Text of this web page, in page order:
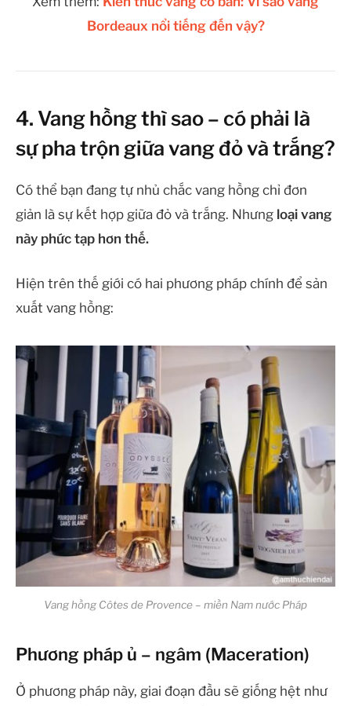
Bordeaux nổi tiếng đến vậy?
4. Vang hồng thì sao – có phải là
sự pha trộn giữa vang đỏ và trắng?
Có thể bạn đang tự nhủ chắc vang hồng chỉ đơn
giản là sự kết hợp giữa đỏ và trắng. Nhưng loại vang
này phức tạp hơn thế.
Hiện trên thế giới có hai phương pháp chính để sản
xuất vang hồng:
Vang hồng Côtes de Provence – miền Nam nước Pháp
Phương pháp ủ – ngâm (Maceration)
Ở phương pháp này, giai đoạn đầu sẽ giống hệt như